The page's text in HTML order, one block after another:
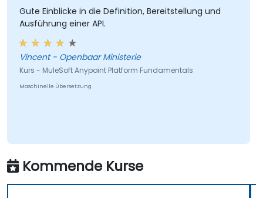
Gute Einblicke in die Definition, Bereitstellung und
Ausführung einer API.
Vincent - Openbaar Ministerie
Kurs - MuleSoft Anypoint Platform Fundamentals
Maschinelle Übersetzung
Kommende Kurse